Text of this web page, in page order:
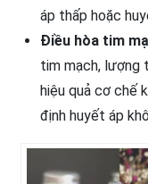
áp thấp hoặc
Điều hòa tim
tim mạch, lượng
hiệu quả cơ chế
định huyết áp